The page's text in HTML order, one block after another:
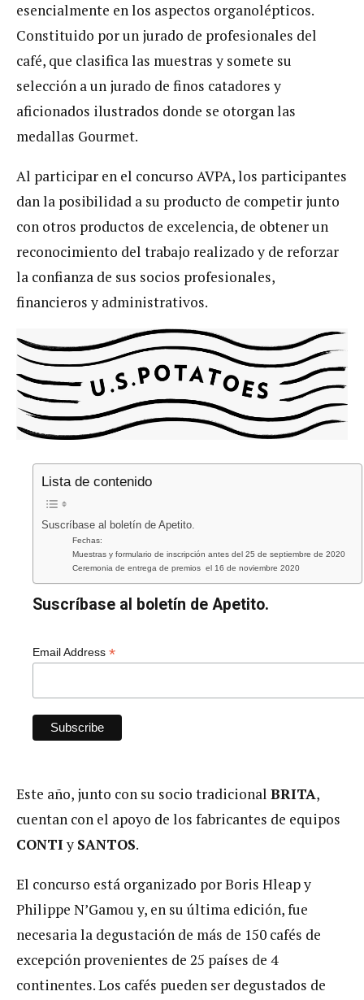
esencialmente en los aspectos organolépticos.
Constituido por un jurado de profesionales del
café, que clasifica las muestras y somete su
selección a un jurado de finos catadores y
aficionados ilustrados donde se otorgan las
medallas Gourmet.
Al participar en el concurso AVPA, los participantes
dan la posibilidad a su producto de competir junto
con otros productos de excelencia, de obtener un
reconocimiento del trabajo realizado y de reforzar
la confianza de sus socios profesionales,
financieros y administrativos.
Lista de contenido
Suscríbase al boletín de Apetito.
Fechas:
Muestras y formulario de inscripción antes del 25 de septiembre de 2020​
Ceremonia de entrega de premios el 16 de noviembre 2020
Suscríbase al boletín de Apetito.
Email Address *
Este año, junto con su socio tradicional BRITA,
cuentan con el apoyo de los fabricantes de equipos
CONTI y SANTOS.
El concurso está organizado por Boris Hleap y
Philippe N’Gamou y, en su última edición, fue
necesaria la degustación de más de 150 cafés de
excepción provenientes de 25 países de 4
continentes. Los cafés pueden ser degustados de